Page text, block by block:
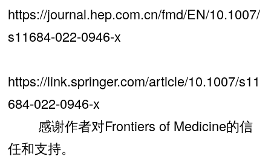
https://journal.hep.com.cn/fmd/EN/10.1007/
s11684-022-0946-x
https://link.springer.com/article/10.1007/s11
684-022-0946-x
感谢作者对Frontiers of Medicine的信
任和支持。